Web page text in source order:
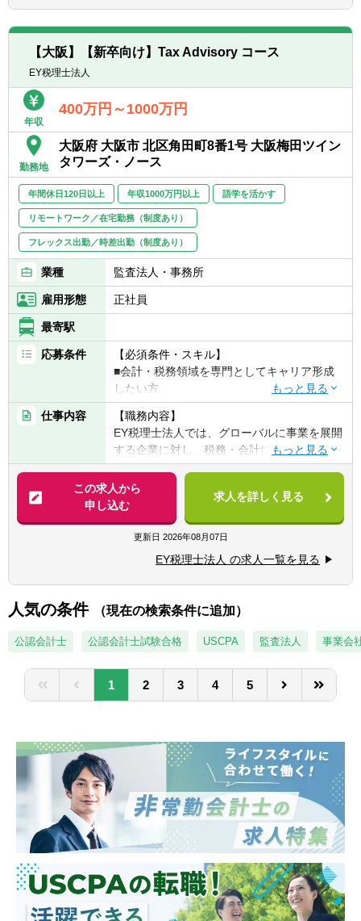
バルなビジネス課題に向き合い、付加価値の
高いアドバイザリーを提供したい方を求めて
歩先から支える存在を目指す方を歓迎しま
す。
未知のテーマや複雑な課題に対しても、自ら
学び、仮説を立て、周囲と協働しながら前に
進める主体性が重要です。多様なバックグラ
ウンドを持つメンバーとのチーミングを通
じ、変化を前向きに捉えながら成長できる方
に適したコースです。
■税務・会計の知見を生かし、企業の経営課
題解決に関わりたい方
■複雑な情報を整理・分析し、論点を構造的
に考えられる方
けられる方
■グローバル案件やクロスボーダー業務に関
心がある方
■変化の中で自らを革新し、価値を生み出し
たい方
■クライアント向けレポートや提案資料の作
成サポート
■海外拠点やEY海外事務所と連携したクロス
ボーダー業務への参画 など
【入社後の業務イメージ】
実務補助からスタート
■実務を通じて基礎知識を身につけ、段階的
に専門性の高い業務に関与
■若手のうちから国際案件や複数部門が関わ
るプロジェクトを経験可能
【大阪】【新卒向け】Tax Advisory コース
EY税理士法人
年収
400万円～1000万円
勤務地
大阪府 大阪市 北区角田町8番1号 大阪梅田ツイン
タワーズ・ノース
年間休日120日以上 年収1000万円以上 語学を活かす
リモートワーク／在宅勤務（制度あり）
フレックス出勤／時差出勤（制度あり）
業種 監査法人・事務所
雇用形態 正社員
最寄駅
応募条件
【必須条件・スキル】
■会計・税務領域を専門としてキャリア形成
したい方
【歓迎条件・スキル】
■英語でのコミュニケーションに自信がある
方
■税理士試験、公認会計士試験、USCPAなど
の学習経験がある方
■複雑な情報を整理し、論点を構造化して説
明できる方
■多様なメンバーと協働した経験がある方
バルなビジネス課題に向き合い、付加価値の
います。EYが目指す「ファーストコールファ
す。
進める主体性が重要です。多様なバックグラ
ウンドを持つメンバーとのチーミングを通
じ、変化を前向きに捉えながら成長できる方
に適したコースです。
■税務・会計の知見を生かし、企業の経営課
題解決に関わりたい方
■複雑な情報を整理・分析し、論点を構造的
に考えられる方
■未知のテーマにも臆せず、主体的に学び続
けられる方
仕事内容
【職務内容】
EY税理士法人では、グローバルに事業を展開
する企業に対し、税務・会計に関する課題を
総合的な視点から支援しています。
【具体的には】
■海外取引やM&A、組織再編等に伴う税務上
の課題に関する調査・分析業務
■国内外の税務ルールを踏まえた、企業の税
務リスク管理および最適化支援
■クライアント向けレポートや提案資料の作
成サポート
■海外拠点やEY海外事務所と連携したクロス
ボーダー業務への参画 など
【入社後の業務イメージ】
■入社後は先輩社員やチームの指導のもと、
に専門性の高い業務に関与
■若手のうちから国際案件や複数部門が関わ
るプロジェクトを経験可能
この求人から
申し込む
求人を詳しく見る
更新日 2026年08月07日
EY税理士法人 の求人一覧を見る
人気の条件 （現在の検索条件に追加）
公認会計士 公認会計士試験合格 USCPA 監査法人 事業会
1 2 3 4 5